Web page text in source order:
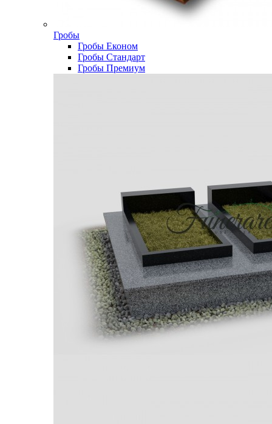
Гробы
Гробы Економ
Гробы Стандарт
Гробы Премиум